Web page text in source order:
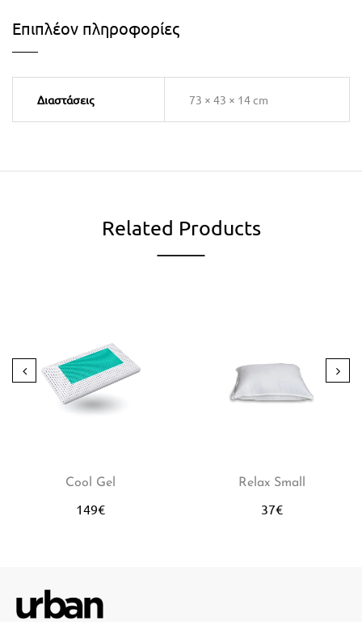
Επιπλέον πληροφορίες
Διαστάσεις 73 × 43 × 14 cm
Related Products
Cool Gel
149€
Relax Small
37€